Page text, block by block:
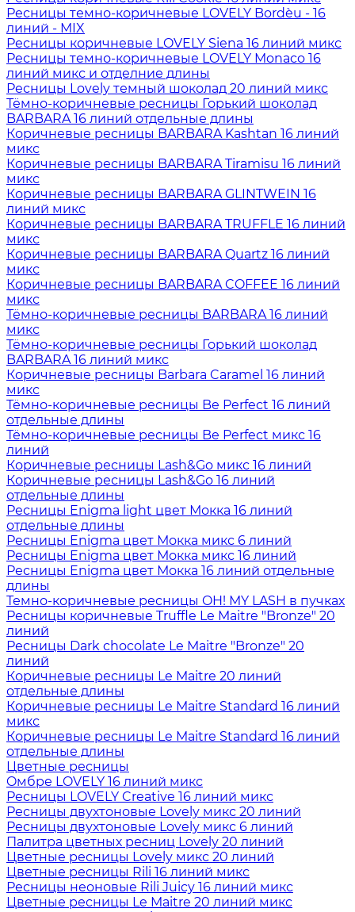
Ресницы темно-коричневые LOVELY Bordèu - 16
линий - MIX
Ресницы коричневые LOVELY Siena 16 линий микс
Ресницы темно-коричневые LOVELY Monaco 16
линий микс и отделние длины
Ресницы Lovely темный шоколад 20 линий микс
Тёмно-коричневые ресницы Горький шоколад
BARBARA 16 линий отдельные длины
Коричневые ресницы BARBARA Kashtan 16 линий
микс
Коричневые ресницы BARBARA Tiramisu 16 линий
микс
Коричневые ресницы BARBARA GLINTWEIN 16
линий микс
Коричневые ресницы BARBARA TRUFFLE 16 линий
микс
Коричневые ресницы BARBARA Quartz 16 линий
микс
Коричневые ресницы BARBARA COFFEE 16 линий
микс
Тёмно-коричневые ресницы BARBARA 16 линий
микс
Тёмно-коричневые ресницы Горький шоколад
BARBARA 16 линий микс
Коричневые ресницы Barbara Caramel 16 линий
микс
Тёмно-коричневые ресницы Be Perfect 16 линий
отдельные длины
Тёмно-коричневые ресницы Be Perfect микс 16
линий
Коричневые ресницы Lash&Go микс 16 линий
Коричневые ресницы Lash&Go 16 линий
отдельные длины
Ресницы Enigma light цвет Мокка 16 линий
отдельные длины
Ресницы Enigma цвет Мокка микс 6 линий
Ресницы Enigma цвет Мокка микс 16 линий
Ресницы Enigma цвет Мокка 16 линий отдельные
длины
Темно-коричневые ресницы OH! MY LASH в пучках
Ресницы коричневые Truffle Le Maitre "Bronze" 20
линий
Ресницы Dark chocolate Le Maitre "Bronze" 20
линий
Коричневые ресницы Le Maitre 20 линий
отдельные длины
Коричневые ресницы Le Maitre Standard 16 линий
микс
Коричневые ресницы Le Maitre Standard 16 линий
отдельные длины
Цветные ресницы
Oмбре LOVELY 16 линий микс
Ресницы LOVELY Creative 16 линий микс
Ресницы двухтоновые Lovely микс 20 линий
Ресницы двухтоновые Lovely микс 6 линий
Палитра цветных ресниц Lovely 20 линий
Цветные ресницы Lovely микс 20 линий
Цветные ресницы Rili 16 линий микс
Ресницы неоновые Rili Juicy 16 линий микс
Цветные ресницы Le Maitre 20 линий микс